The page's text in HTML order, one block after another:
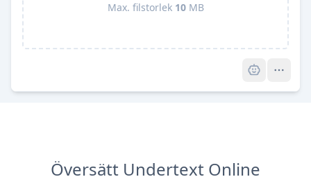
Max. filstorlek 10MB
Översätt Undertext Online